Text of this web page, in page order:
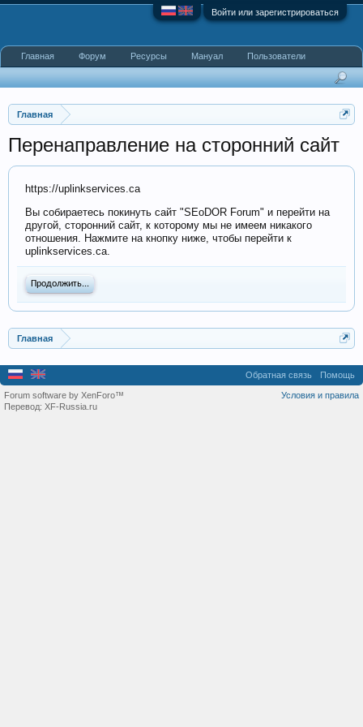
Войти или зарегистрироваться
Главная
Перенаправление на сторонний сайт
https://uplinkservices.ca
Вы собираетесь покинуть сайт "SEoDOR Forum" и перейти на
другой, сторонний сайт, к которому мы не имеем никакого
отношения. Нажмите на кнопку ниже, чтобы перейти к
uplinkservices.ca.
Продолжить...
Главная
Главная Форум Ресурсы Мануал Пользователи
Обратная связь Помощь
Условия и правила
Forum software by XenForo™
Перевод: XF-Russia.ru